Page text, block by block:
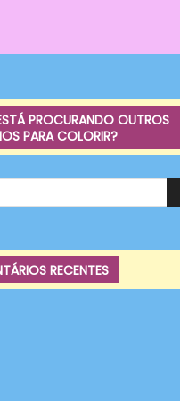
PROCURANDO OUTROS
PARA COLORIR?
RECENTES